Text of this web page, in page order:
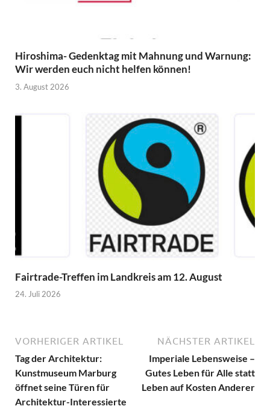
Hiroshima- Gedenktag mit Mahnung und Warnung:
Wir werden euch nicht helfen können!
3. August 2026
Fairtrade-Treffen im Landkreis am 12. August
24. Juli 2026
VORHERIGER ARTIKEL
Tag der Architektur:
Kunstmuseum Marburg
öffnet seine Türen für
Architektur-Interessierte
NÄCHSTER ARTIKEL
Imperiale Lebensweise –
Gutes Leben für Alle statt
Leben auf Kosten Anderer